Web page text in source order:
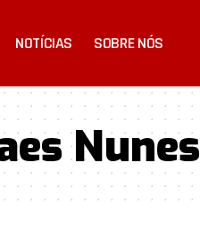
NOTÍCIAS SOBRE NÓS
Nunes